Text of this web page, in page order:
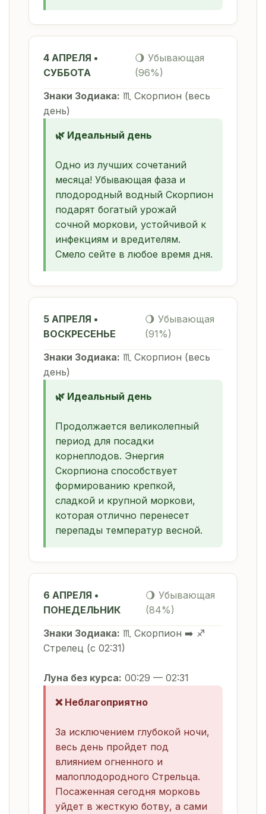
4 АПРЕЛЯ •
СУББОТА
🌖 Убывающая
(96%)
Знаки Зодиака: ♏ Скорпион (весь
день)
🌿 Идеальный день
Одно из лучших сочетаний
месяца! Убывающая фаза и
плодородный водный Скорпион
подарят богатый урожай
сочной моркови, устойчивой к
инфекциям и вредителям.
Смело сейте в любое время дня.
5 АПРЕЛЯ •
ВОСКРЕСЕНЬЕ
🌖 Убывающая
(91%)
Знаки Зодиака: ♏ Скорпион (весь
день)
🌿 Идеальный день
Продолжается великолепный
период для посадки
корнеплодов. Энергия
Скорпиона способствует
формированию крепкой,
сладкой и крупной моркови,
которая отлично перенесет
перепады температур весной.
6 АПРЕЛЯ •
ПОНЕДЕЛЬНИК
🌖 Убывающая
(84%)
Знаки Зодиака: ♏ Скорпион ➡️ ♐
Стрелец (с 02:31)
Луна без курса: 00:29 — 02:31
❌ Неблагоприятно
За исключением глубокой ночи,
весь день пройдет под
влиянием огненного и
малоплодородного Стрельца.
Посаженная сегодня морковь
уйдет в жесткую ботву, а сами